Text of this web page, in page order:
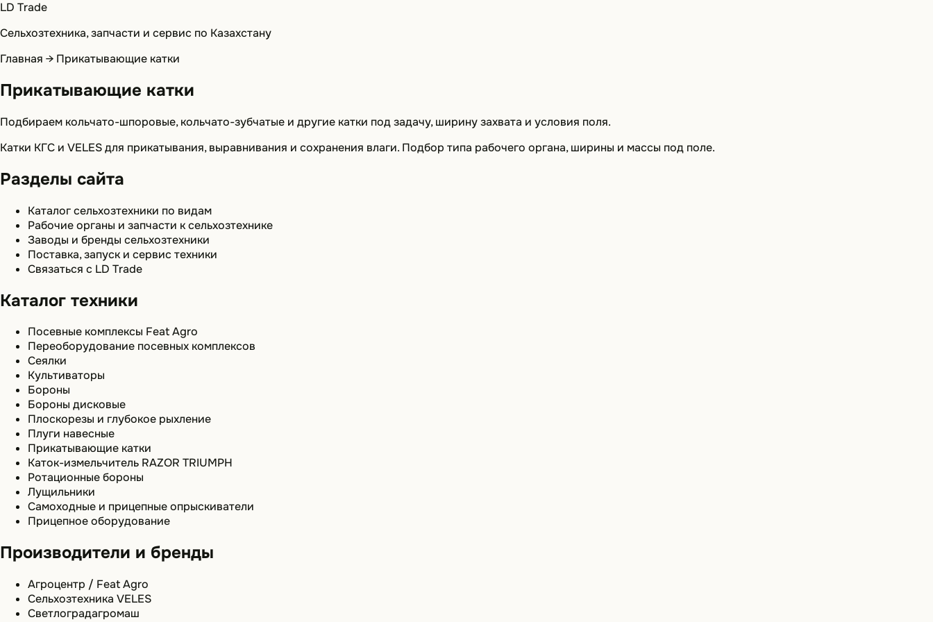
LD Trade
Сельхозтехника, запчасти и сервис по Казахстану
Главная → Прикатывающие катки
Прикатывающие катки
Подбираем кольчато-шпоровые, кольчато-зубчатые и другие катки под задачу, ширину захвата и условия поля.
Катки КГС и VELES для прикатывания, выравнивания и сохранения влаги. Подбор типа рабочего органа, ширины и массы под поле.
Разделы сайта
Каталог сельхозтехники по видам
Рабочие органы и запчасти к сельхозтехнике
Заводы и бренды сельхозтехники
Поставка, запуск и сервис техники
Связаться с LD Trade
Каталог техники
Посевные комплексы Feat Agro
Переоборудование посевных комплексов
Сеялки
Культиваторы
Бороны
Бороны дисковые
Плоскорезы и глубокое рыхление
Плуги навесные
Прикатывающие катки
Каток-измельчитель RAZOR TRIUMPH
Ротационные бороны
Лущильники
Самоходные и прицепные опрыскиватели
Прицепное оборудование
Производители и бренды
Агроцентр / Feat Agro
Сельхозтехника VELES
Светлоградагромаш